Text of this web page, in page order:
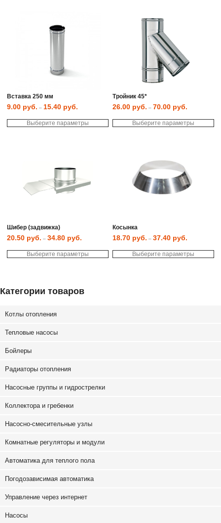
Вставка 250 мм
9.00 руб. – 15.40 руб.
Выберите параметры
странице
Тройник 45*
26.00 руб. – 70.00 руб.
Выберите параметры
Шибер (задвижка)
20.50 руб. –34.80 руб.
Выберите параметры
Косынка
18.70 руб. –37.40 руб.
Выберите параметры
Категории товаров
Котлы отопления
Тепловые насосы
Бойлеры
Радиаторы отопления
Насосные группы и гидрострелки
Коллектора и гребенки
Насосно-смесительные узлы
Комнатные регуляторы и модули
Автоматика для теплого пола
Погодозависимая автоматика
Управление через интернет
Насосы